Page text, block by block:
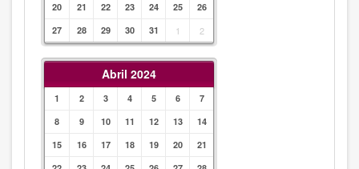
20
21 22 23 24 25
26
27
28 29 30 31 1 2
Abril 2024
1 2 3 4 5 6
7
8
9 10 11 12 13
14
15
16 17 18 19 20
21